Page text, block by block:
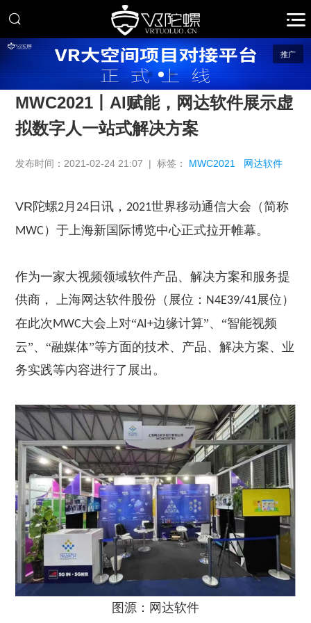
推广
MWC2021丨AI赋能，网达软件展示虚
拟数字人一站式解决方案
发布时间：2021-02-24 21:07 | 标签： MWC2021 网达软件
VR 陀螺2月24 日讯，2021世界移动通信大会（简称
MWC ）于上海新国际博览中心正式拉开帷幕。
作为一家大视频领域软件产品、解决方案和服务提
供商， 上海网达软件股份（展位： N4E39/41展位）
在此次 MWC大会上对“AI+边缘计算”、“智能视频
云”、“融媒体”等方面的技术、产品、解决方案、业
务实践等内容进行了展出。
图源：网达软件